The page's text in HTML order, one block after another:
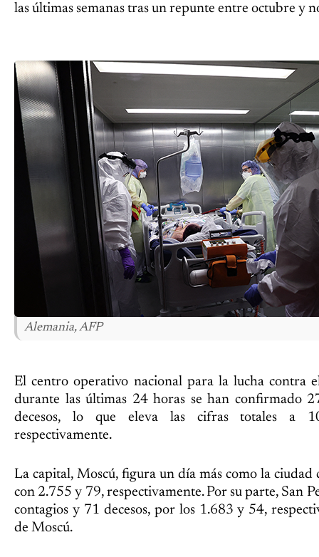
las últimas semanas tras un repunte entre octubre y
Alemania, AFP
El centro operativo nacional para la lucha contra
durante las últimas 24 horas se han confirmado
decesos, lo que eleva las cifras totales a
respectivamente.
La capital, Moscú, figura un día más como la ciudad
con 2.755 y 79, respectivamente. Por su parte, San
contagios y 71 decesos, por los 1.683 y 54,
de Moscú.